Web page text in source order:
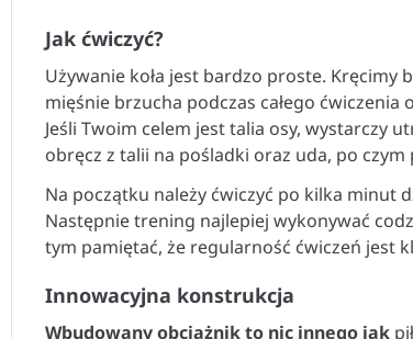
Jak ćwiczyć?
Używanie koła jest bardzo proste.
mięśnie brzucha podczas całego
Jeśli Twoim celem jest talia osy, wystarczy
obręcz z talii na pośladki oraz uda, po
Na początku należy ćwiczyć po kilka minut
Następnie trening najlepiej wykonywać
tym pamiętać, że regularność ćwiczeń jest
Innowacyjna konstrukcja
Wbudowany obciążnik to nic innego jak